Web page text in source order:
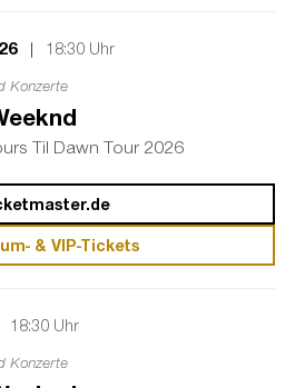
| 18:30 Uhr
Konzerte
Til Dawn Tour 2026
& VIP-Tickets
18:30 Uhr
Konzerte